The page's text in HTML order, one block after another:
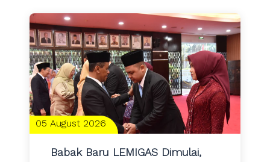
05 August 2026
Babak Baru LEMIGAS Dimulai,